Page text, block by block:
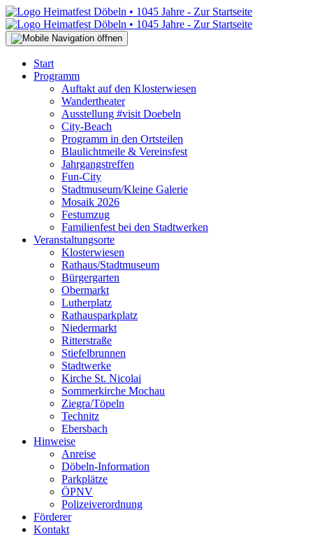
Start
Programm
Auftakt auf den Klosterwiesen
Wandertheater
Ausstellung #visit Doebeln
City-Beach
Programm in den Ortsteilen
Blaulichtmeile & Vereinsfest
Jahrgangstreffen
Fun-City
Stadtmuseum/Kleine Galerie
Mosaik 2026
Festumzug
Familienfest bei den Stadtwerken
Veranstaltungsorte
Klosterwiesen
Rathaus/Stadtmuseum
Bürgergarten
Obermarkt
Lutherplatz
Rathausparkplatz
Niedermarkt
Ritterstraße
Stiefelbrunnen
Stadtwerke
Kirche St. Nicolai
Sommerkirche Mochau
Ziegra/Töpeln
Technitz
Ebersbach
Hinweise
Anreise
Döbeln-Information
Parkplätze
ÖPNV
Polizeiverordnung
Förderer
Kontakt